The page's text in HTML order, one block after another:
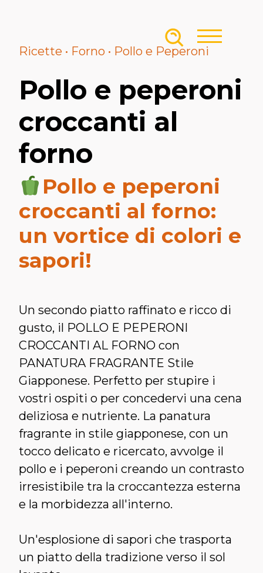
Ricette • Forno • Pollo e Peperoni
Pollo e peperoni
croccanti al
forno
Pollo e peperoni
croccanti al forno:
un vortice di colori e
sapori!
Un secondo piatto raffinato e ricco di
gusto, il POLLO E PEPERONI
CROCCANTI AL FORNO con
PANATURA FRAGRANTE Stile
Giapponese. Perfetto per stupire i
vostri ospiti o per concedervi una cena
deliziosa e nutriente. La panatura
fragrante in stile giapponese, con un
tocco delicato e ricercato, avvolge il
pollo e i peperoni creando un contrasto
irresistibile tra la croccantezza esterna
e la morbidezza all'interno.
Un'esplosione di sapori che trasporta
un piatto della tradizione verso il sol